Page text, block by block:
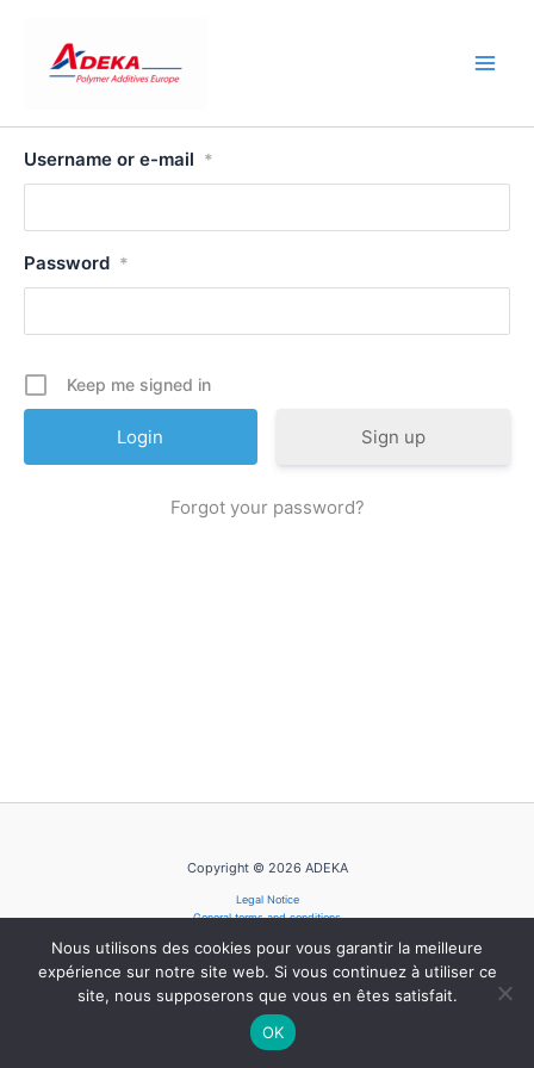
content
Username or e-mail *
Password *
Keep me signed in
Sign up
Forgot your password?
Copyright © 2026 ADEKA
Legal Notice
General terms and conditions
Cookie Policy
Nous utilisons des cookies pour vous garantir la meilleure
expérience sur notre site web. Si vous continuez à utiliser ce
site, nous supposerons que vous en êtes satisfait.
OK